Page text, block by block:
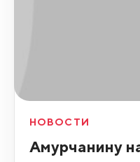
НОВОСТИ
Амурчанину